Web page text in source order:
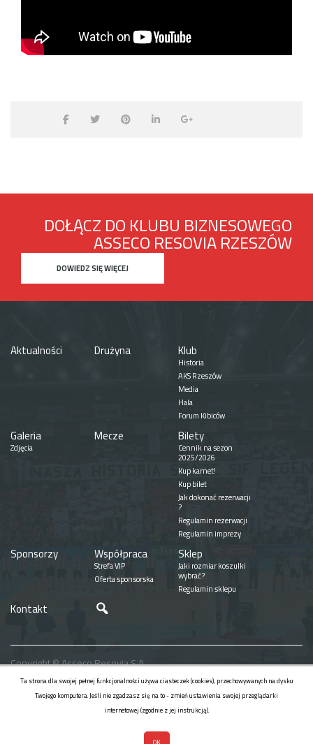
DOŁĄCZ DO KLUBU BIZNESOWEGO
ASSECO RESOVIA RZESZÓW
DOWIEDZ SIĘ WIĘCEJ
Aktualności Drużyna Klub
Historia
AKS Rzeszów
Media
Hala
Forum Kibiców
Galeria
Zdjęcia
Mecze Bilety
Cennik na sezon
2025/2026
Kup karnet!
Kup bilet
Jak dokonać rezerwacji
?
Regulamin rezerwacji
Regulamin imprezy
Sponsorzy Współpraca
Strefa VIP
Oferta sponsorska
Sklep
Jaki rozmiar koszulki
wybrać?
Regulamin sklepu
Kontakt
Copyright © Asseco Resovia S.A.
Realizacja
Ta strona dla swojej pełnej funkcjonalności używa ciasteczek (cookies), przechowywanych na dysku
Twojego komputera. Jeśli nie zgadzasz się na to - zmień ustawienia swojej przeglądarki
internetowej (zgodnie z jej instrukcją).